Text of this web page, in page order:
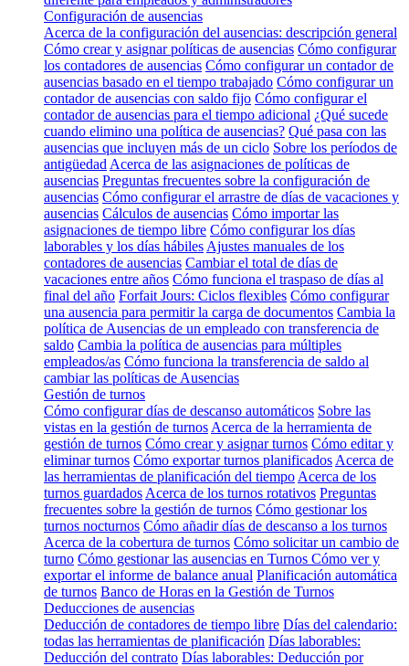
Configuración de ausencias
Acerca de la configuración del ausencias: descripción general
Cómo crear y asignar políticas de ausencias Cómo configurar
los contadores de ausencias Cómo configurar un contador de
ausencias basado en el tiempo trabajado Cómo configurar un
contador de ausencias con saldo fijo Cómo configurar el
contador de ausencias para el tiempo adicional ¿Qué sucede
cuando elimino una política de ausencias? Qué pasa con las
ausencias que incluyen más de un ciclo Sobre los períodos de
antigüedad Acerca de las asignaciones de políticas de
ausencias Preguntas frecuentes sobre la configuración de
ausencias Cómo configurar el arrastre de días de vacaciones y
ausencias Cálculos de ausencias Cómo importar las
asignaciones de tiempo libre Cómo configurar los días
laborables y los días hábiles Ajustes manuales de los
contadores de ausencias Cambiar el total de días de
vacaciones entre años Cómo funciona el traspaso de días al
final del año Forfait Jours: Ciclos flexibles Cómo configurar
una ausencia para permitir la carga de documentos Cambia la
política de Ausencias de un empleado con transferencia de
saldo Cambia la política de ausencias para múltiples
empleados/as Cómo funciona la transferencia de saldo al
cambiar las políticas de Ausencias
Gestión de turnos
Cómo configurar días de descanso automáticos Sobre las
vistas en la gestión de turnos Acerca de la herramienta de
gestión de turnos Cómo crear y asignar turnos Cómo editar y
eliminar turnos Cómo exportar turnos planificados Acerca de
las herramientas de planificación del tiempo Acerca de los
turnos guardados Acerca de los turnos rotativos Preguntas
frecuentes sobre la gestión de turnos Cómo gestionar los
turnos nocturnos Cómo añadir días de descanso a los turnos
Acerca de la cobertura de turnos Cómo solicitar un cambio de
turno Cómo gestionar las ausencias en Turnos Cómo ver y
exportar el informe de balance anual Planificación automática
de turnos Banco de Horas en la Gestión de Turnos
Deducciones de ausencias
Deducción de contadores de tiempo libre Días del calendario:
todas las herramientas de planificación Días laborables:
Deducción del contrato Días laborables: Deducción por